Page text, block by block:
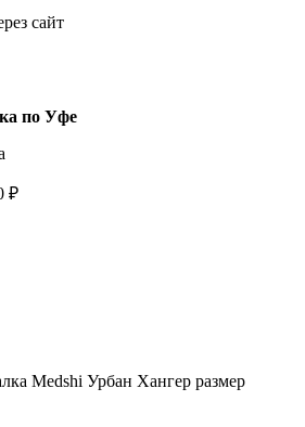
сайт
по Уфе
₽
Medshi Урбан Хангер размер